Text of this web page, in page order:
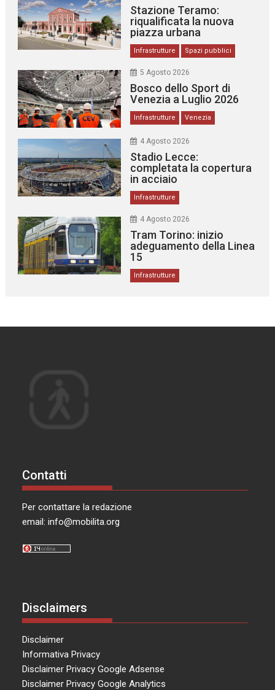
Stazione Teramo:
riqualificata la nuova
piazza urbana
Infrastrutture Spazi pubblici
5 Agosto 2026
Bosco dello Sport di
Venezia a Luglio 2026
Infrastrutture Venezia
4 Agosto 2026
Stadio Lecce:
completata la copertura
in acciaio
Infrastrutture
4 Agosto 2026
Tram Torino: inizio
adeguamento della Linea
15
Infrastrutture
Contatti
Per contattare la redazione
email:info@mobilita.org
Disclaimers
Disclaimer
Informativa Privacy
Disclaimer Privacy Google Adsense
Disclaimer Privacy Google Analytics